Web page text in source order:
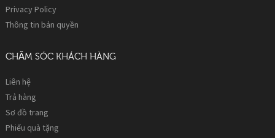
Privacy Policy
Thông tin bản quyền
CHĂM SÓC KHÁCH HÀNG
Liên hệ
Trả hàng
Sơ đồ trang
Phiếu quà tặng